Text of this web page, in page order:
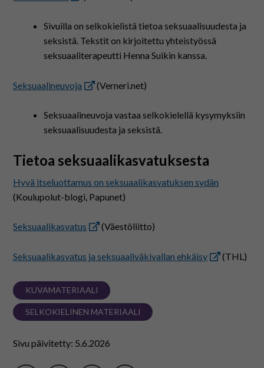
Sivuilla on selkokielistä tietoa seksuaalisuudesta ja
seksistä. Tekstit on kirjoitettu yhteistyössä
seksuaaliterapeutti Henna Suikin kanssa.
Seksuaalineuvoja (Verneri.net)
Seksuaalineuvoja vastaa selkokielellä kysymyksiin
seksuaalisuudesta ja seksistä.
Tietoa seksuaalikasvatuksesta
Hyvä itseluottamus on seksuaalikasvatuksen sydän
(Koulupolut-blogi, Papunet)
Seksuaalikasvatus (Väestöliitto)
Seksuaalikasvatus ja seksuaaliväkivallan ehkäisy (THL)
KUVAMATERIAALI
SELKOKIELINEN MATERIAALI
Sivu päivitetty: 5.6.2026